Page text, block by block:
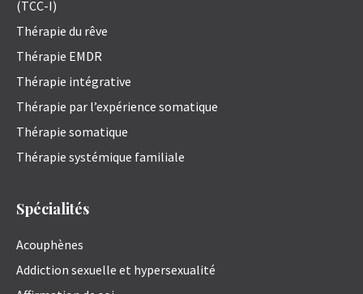
(TCC-I)
Thérapie du rêve
Thérapie EMDR
Thérapie intégrative
Thérapie par l’expérience somatique
Thérapie somatique
Thérapie systémique familiale
Spécialités
Acouphènes
Addiction sexuelle et hypersexualité